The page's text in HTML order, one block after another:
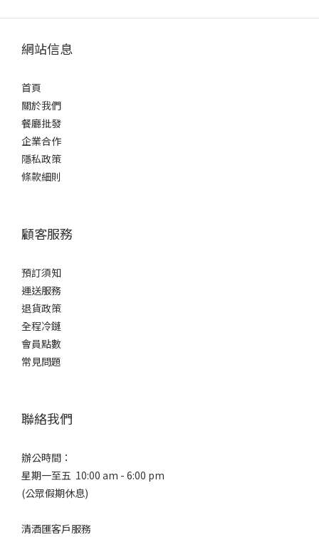
網站信息
首頁
關於我們
餐廳批發
企業合作
隱私政策
條款細則
顧客服務
預訂須知
運送服務
退貨政策
全程冷鏈
會員點數
常見問題
聯絡我們
辦公時間：
星期一至五 10:00 am - 6:00 pm
(公眾假期休息)
清酒匯客戶服務